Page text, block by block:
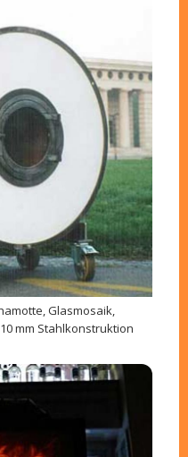
Glasmosaik,
mm Stahlkonstruktion